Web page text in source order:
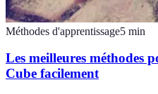
Méthodes d'apprentissage5 min
Les meilleures méthodes
Cube facilement